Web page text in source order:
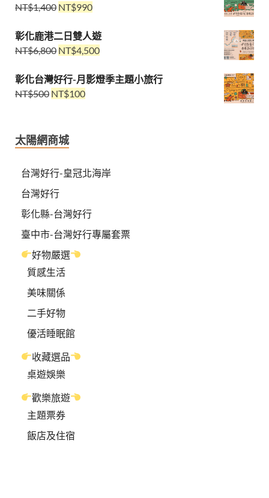
NT$1,400 NT$990
彰化鹿港二日雙人遊
NT$6,800 NT$4,500
彰化台灣好行-月影燈季主題小旅行
NT$500 NT$100
太陽網商城
台灣好行-皇冠北海岸
台灣好行
彰化縣-台灣好行
臺中市-台灣好行專屬套票
好物嚴選
質感生活
美味關係
二手好物
優活睡眠館
收藏選品
桌遊娛樂
歡樂旅遊
主題票券
飯店及住宿